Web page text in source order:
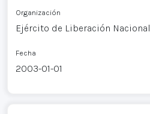
Organización
Ejército de Liberación
Fecha
2003-01-01